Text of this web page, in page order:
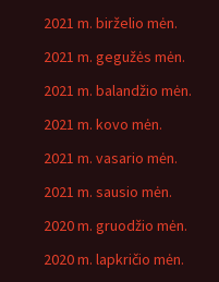
2021 m. birželio mėn.
2021 m. gegužės mėn.
2021 m. balandžio mėn.
2021 m. kovo mėn.
2021 m. vasario mėn.
2021 m. sausio mėn.
2020 m. gruodžio mėn.
2020 m. lapkričio mėn.